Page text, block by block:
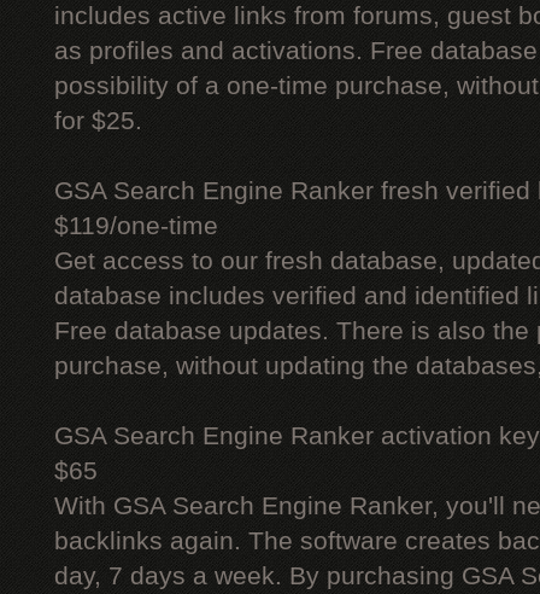
includes active links from forums, guest
as profiles and activations. Free
possibility of a one-time purchase,
for $25.
GSA Search Engine Ranker fresh verified
$119/one-time
Get access to our fresh database,
database includes verified and identified
Free database updates. There is also
purchase, without updating the
GSA Search Engine Ranker activation key
$65
With GSA Search Engine Ranker, you'll
backlinks again. The software creates
day, 7 days a week. By purchasing GSA